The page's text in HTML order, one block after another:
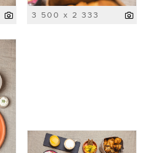
3 500 x 2 333